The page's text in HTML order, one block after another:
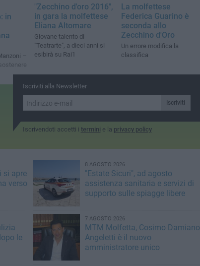
in
–
"Zecchino d'oro 2016",
in gara la molfettese
Eliana Altomare
Giovane talento di
"Teatrarte", a dieci anni si
esibirà su Rai1
La molfettese
Federica Guarino è
seconda allo
Zecchino d'Oro
Un errore modifica la
classifica
Iscriviti alla Newsletter
Iscriviti
Iscrivendoti accetti i termini e la privacy policy
si apre
verso
8 AGOSTO 2026
"Estate Sicuri", ad agosto
assistenza sanitaria e servizi di
supporto sulle spiagge libere
le
7 AGOSTO 2026
MTM Molfetta, Cosimo Damiano
Angeletti è il nuovo
amministratore unico